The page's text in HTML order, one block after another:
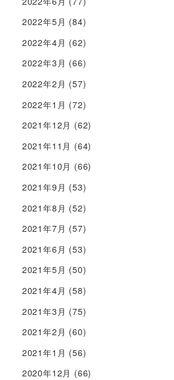
2022年5月 (84)
2022年4月 (62)
2022年3月 (66)
2022年2月 (57)
2022年1月 (72)
2021年12月 (62)
2021年11月 (64)
2021年10月 (66)
2021年9月 (53)
2021年8月 (52)
2021年7月 (57)
2021年6月 (53)
2021年5月 (50)
2021年4月 (58)
2021年3月 (75)
2021年2月 (60)
2021年1月 (56)
2020年12月 (66)